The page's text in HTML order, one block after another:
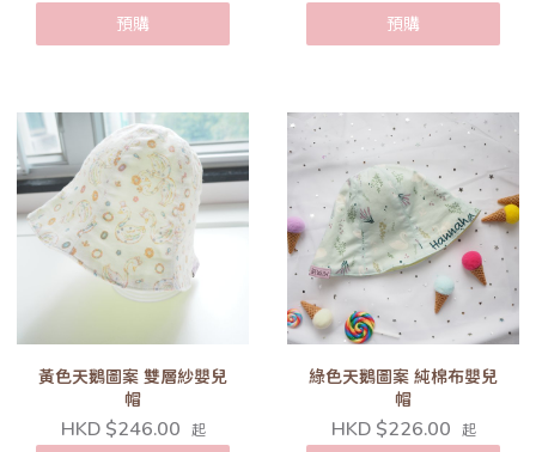
預購 預購
黃色天鵝圖案 雙層紗嬰兒
帽
HKD $246.00 起
綠色天鵝圖案 純棉布嬰兒
帽
HKD $226.00 起